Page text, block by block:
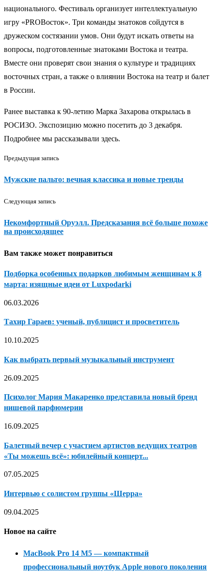
национального. Фестиваль организует интеллектуальную
игру «PROВосток». Три команды знатоков сойдутся в
дружеском состязании умов. Они будут искать ответы на
вопросы, подготовленные знатоками Востока и театра.
Вместе они проверят свои знания о культуре и традициях
восточных стран, а также о влиянии Востока на театр и балет
в России.
Ранее выставка к 90-летию Марка Захарова открылась в
РОСИЗО. Экспозицию можно посетить до 3 декабря.
Подробнее мы рассказывали здесь.
Предыдущая запись
Мужские пальто: вечная классика и новые тренды
Следующая запись
Некомфортный Оруэлл. Предсказания всё больше похоже
на происходящее
Вам также может понравиться
Подборка особенных подарков любимым женщинам к 8
марта: изящные идеи от Luxpodarki
06.03.2026
Тахир Гараев: ученый, публицист и просветитель
10.10.2025
Как выбрать первый музыкальный инструмент
26.09.2025
Психолог Мария Макаренко представила новый бренд
нишевой парфюмерии
16.09.2025
Балетный вечер с участием артистов ведущих театров
«Ты можешь всё»: юбилейный концерт...
07.05.2025
Интервью с солистом группы «Шерра»
09.04.2025
Новое на сайте
MacBook Pro 14 M5 — компактный
профессиональный ноутбук Apple нового поколения